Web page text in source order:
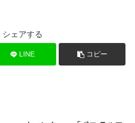
シェアする
LINE コピー